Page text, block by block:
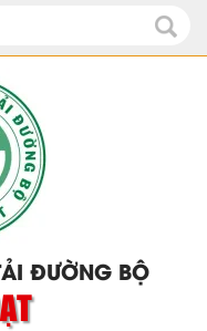
ĐƯỜNG BỘ